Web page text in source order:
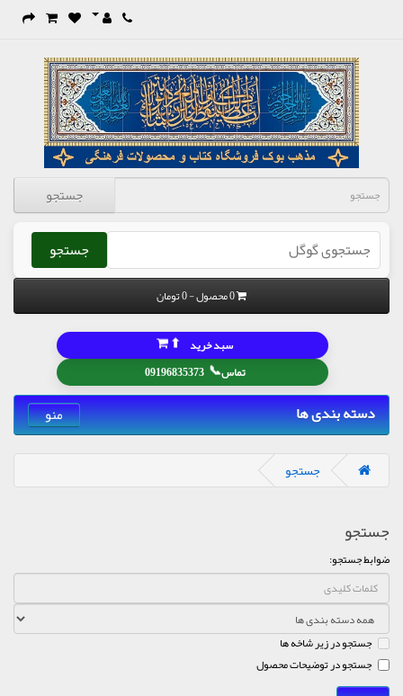
جستجو
جستجو
0 محصول - 0 تومان
تماس📞
09196835373
سبد خرید ⬆
دسته بندی ها منو
جستجو
جستجو
ضوابط جستجو:
جستجو در زیر شاخه ها
جستجو در توضیحات محصول